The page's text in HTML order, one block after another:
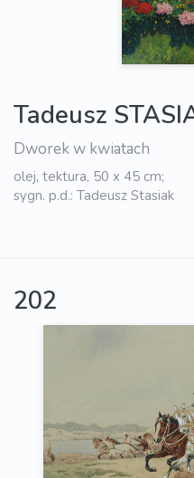
Tadeusz
Dworek w kwiatach
olej, tektura, 50 x 45 cm;
sygn. p.d.: Tadeusz Stasiak
202